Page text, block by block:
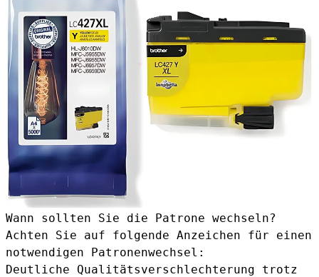
Wann sollten Sie die Patrone wechseln?
Achten Sie auf folgende Anzeichen für einen
notwendigen Patronenwechsel:
Deutliche Qualitätsverschlechterung trotz